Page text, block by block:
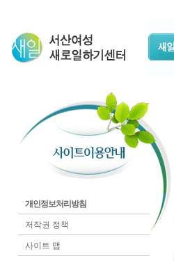
개인정보처리방침
저작권 정책
사이트 맵